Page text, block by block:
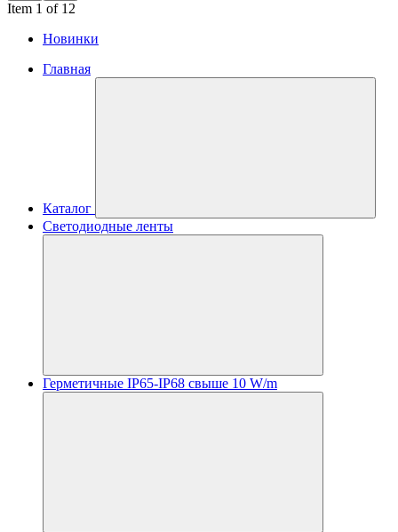
Item 1 of 12
Новинки
Главная
Каталог
Светодиодные ленты
Герметичные IP65-IP68 свыше 10 W/m